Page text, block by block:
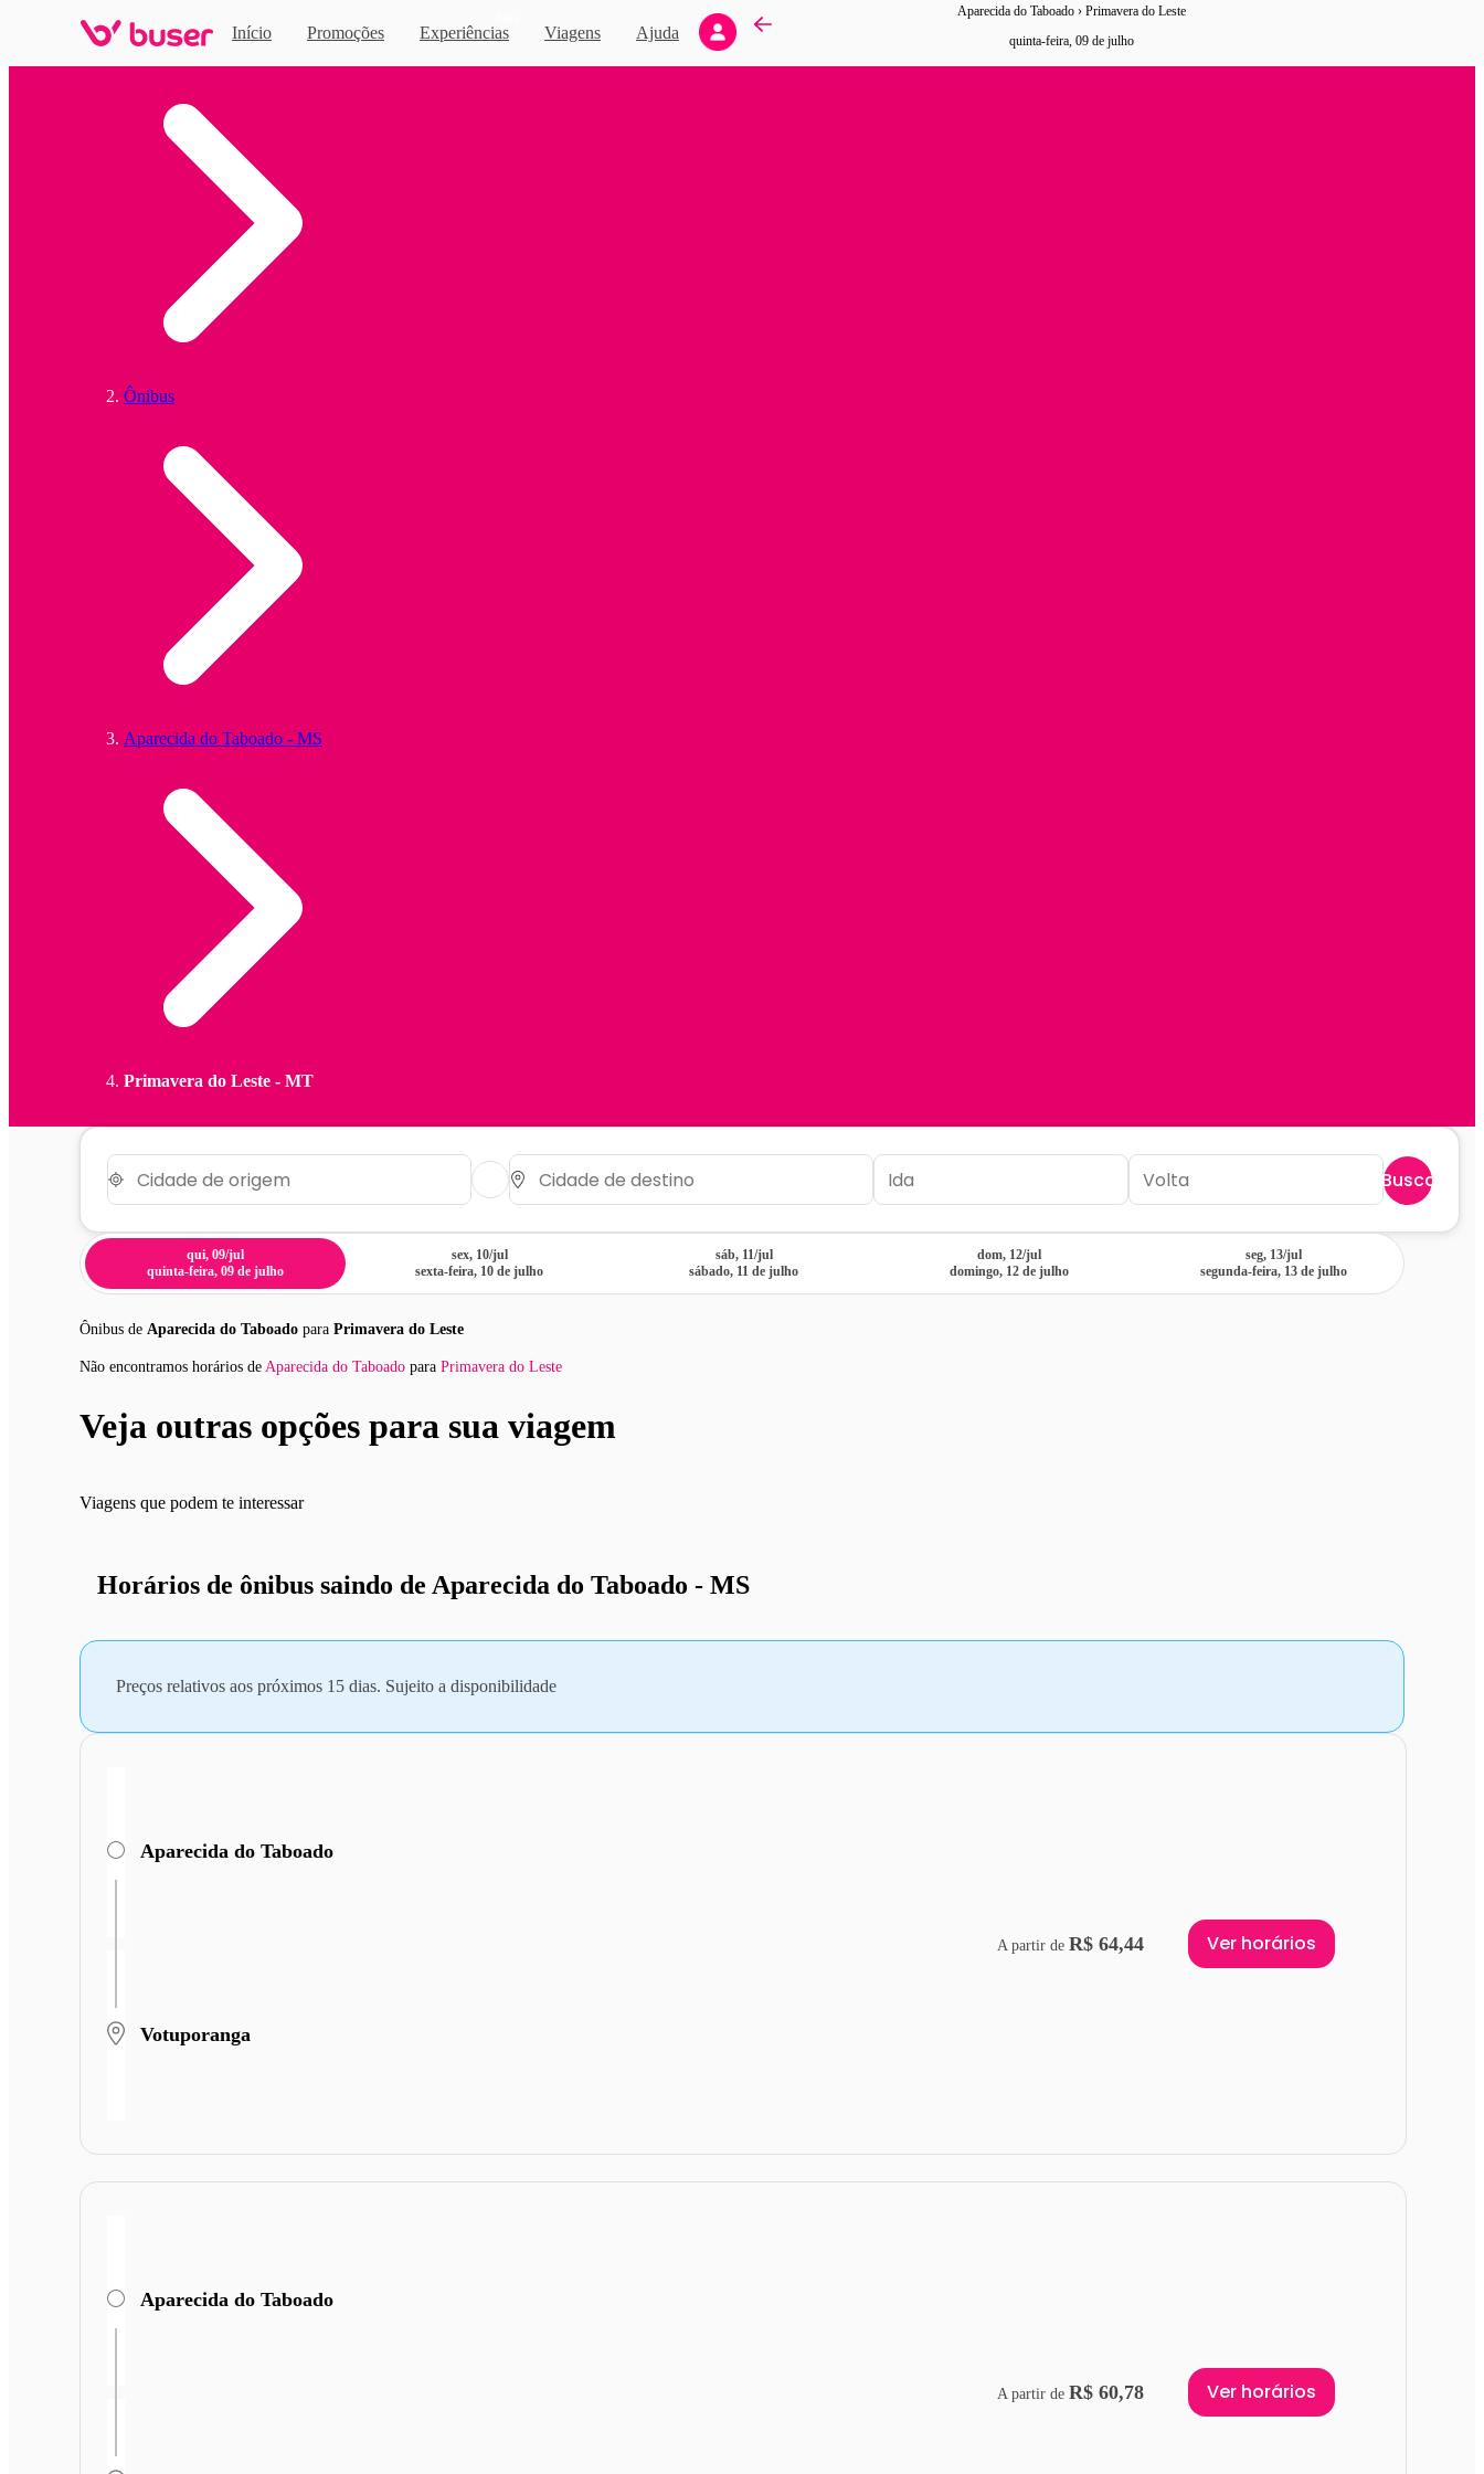
Início Promoções Experiências Viagens Ajuda
Aparecida do Taboado › Primavera do Leste
quinta-feira, 09 de julho
Ônibus
Aparecida do Taboado - MS
Primavera do Leste - MT
Buscar
qui, 09/jul
quinta-feira, 09 de julho
sex, 10/jul
sexta-feira, 10 de julho
sáb, 11/jul
sábado, 11 de julho
dom, 12/jul
domingo, 12 de julho
seg, 13/jul
segunda-feira, 13 de julho
Ônibus de Aparecida do Taboado para Primavera do Leste
Não encontramos horários de Aparecida do Taboado para Primavera do Leste
Veja outras opções para sua viagem
Viagens que podem te interessar
Horários de ônibus saindo de Aparecida do Taboado - MS
Preços relativos aos próximos 15 dias. Sujeito a disponibilidade
Aparecida do Taboado
Votuporanga
A partir de R$ 64,44 Ver horários
Aparecida do Taboado
A partir de R$ 60,78 Ver horários